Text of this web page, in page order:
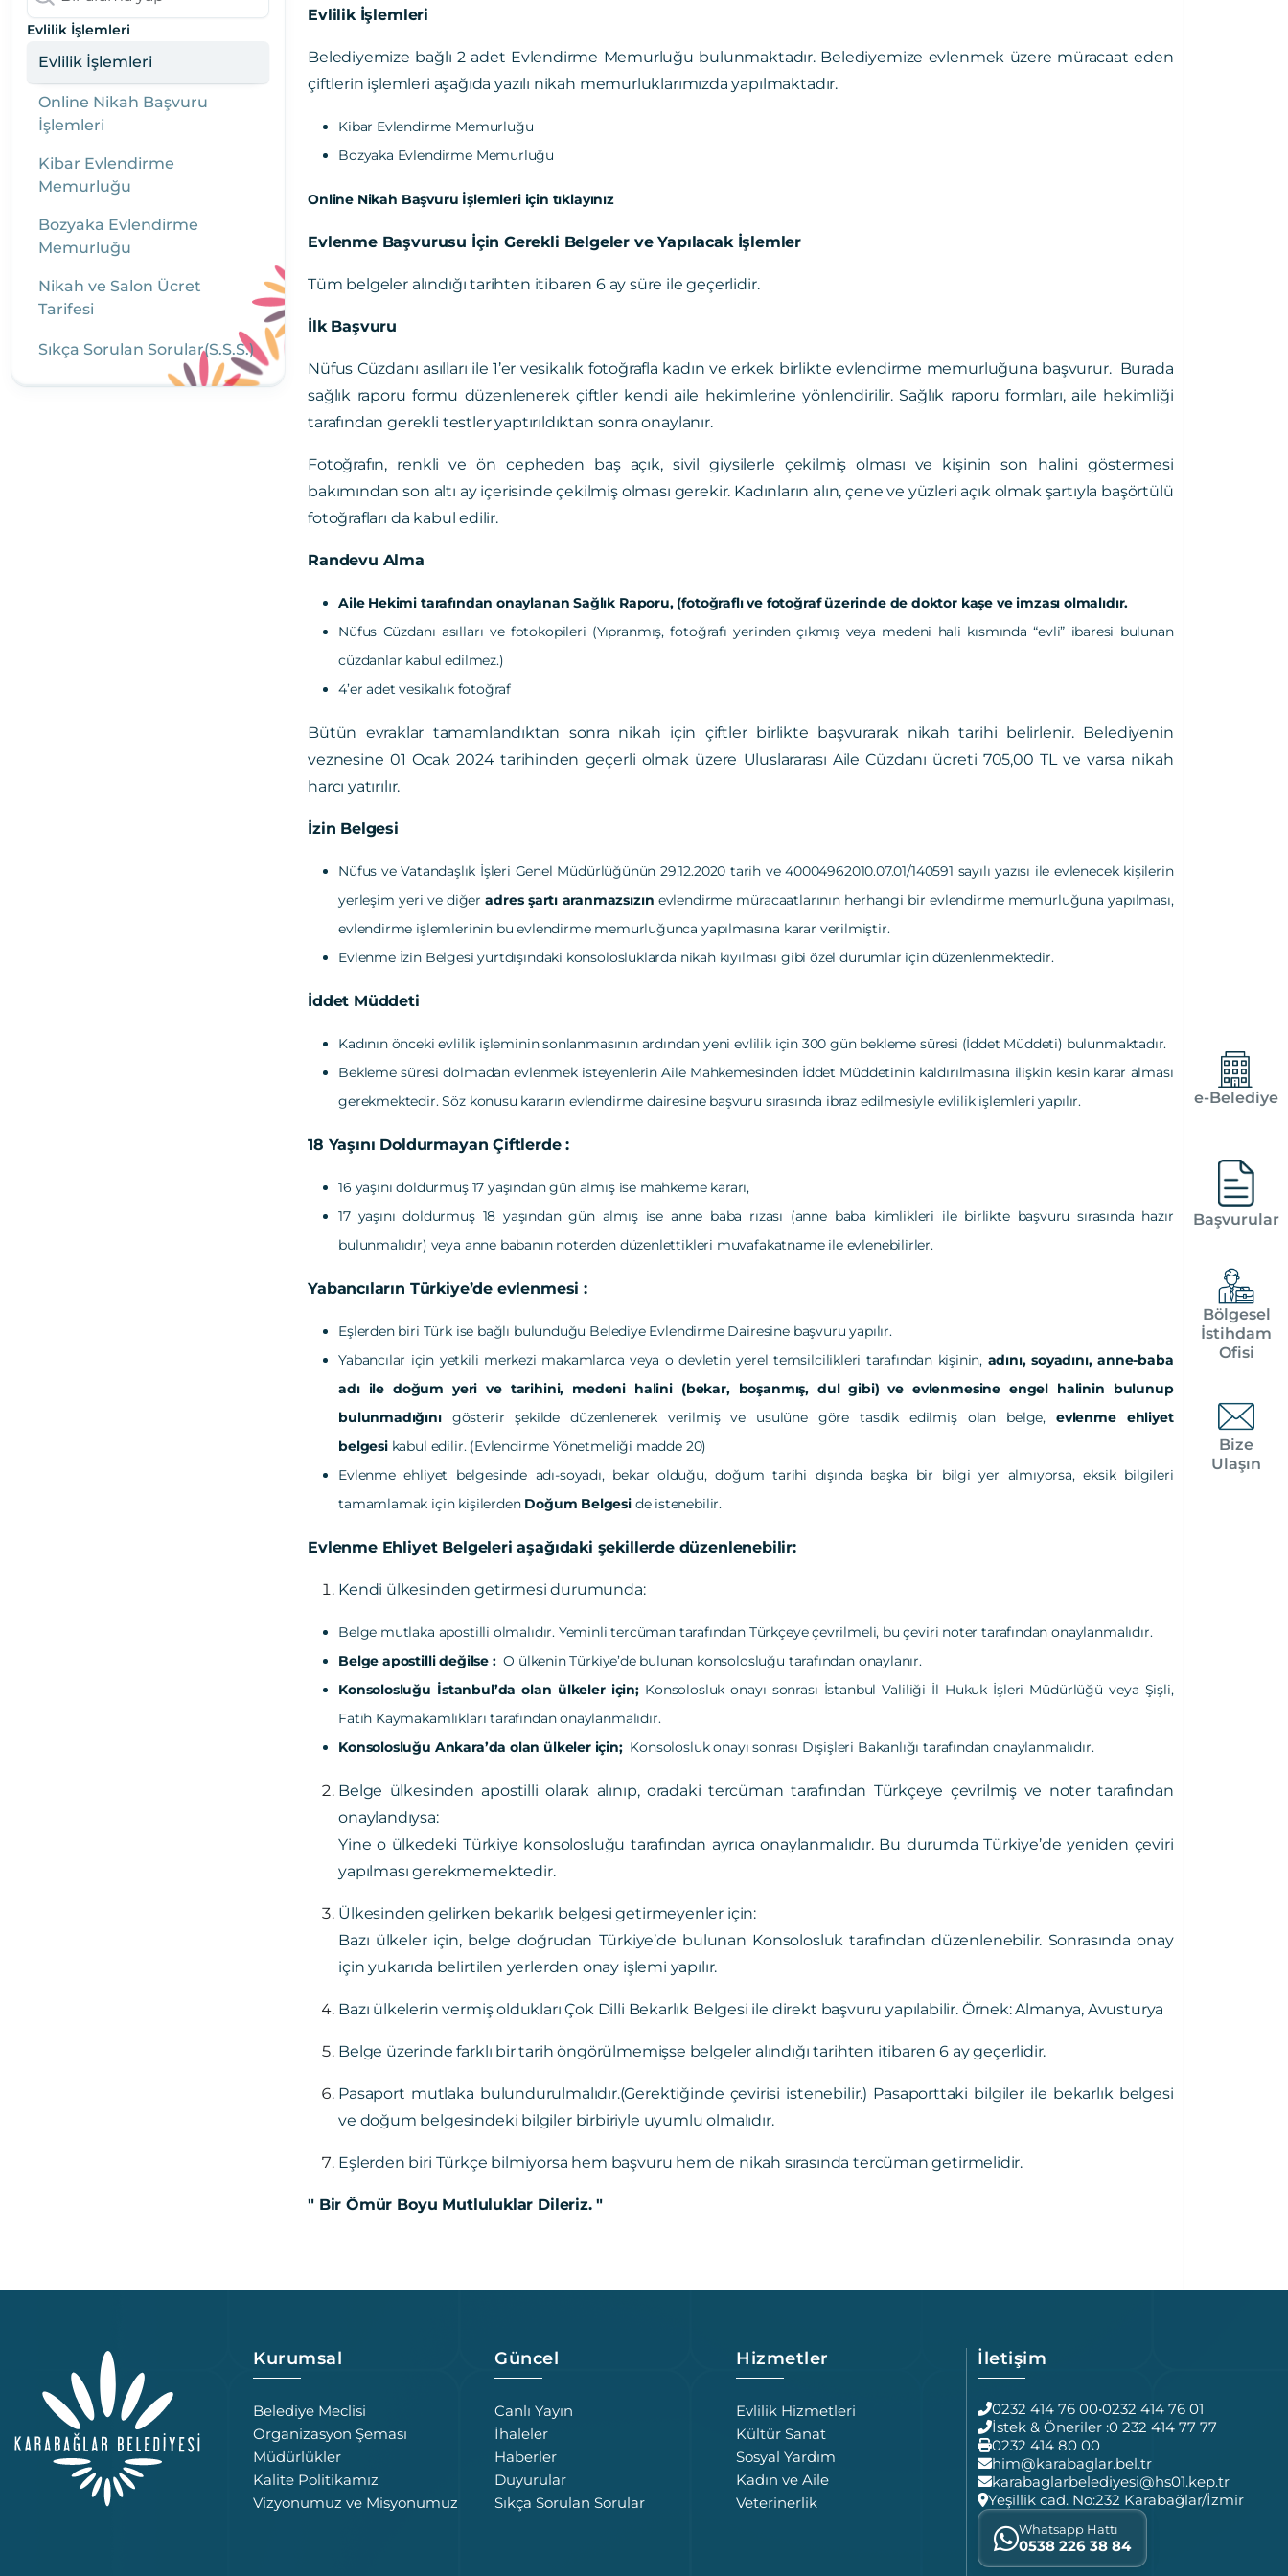
Evlilik İşlemleri
Evlilik İşlemleri
Online Nikah Başvuru
İşlemleri
Kibar Evlendirme
Memurluğu
Bozyaka Evlendirme
Memurluğu
Nikah ve Salon Ücret
Tarifesi
Sıkça Sorulan Sorular(S.S.S.)
Evlilik İşlemleri
Belediyemize bağlı 2 adet Evlendirme Memurluğu bulunmaktadır. Belediyemize evlenmek üzere müracaat eden
çiftlerin işlemleri aşağıda yazılı nikah memurluklarımızda yapılmaktadır.
Kibar Evlendirme Memurluğu
Bozyaka Evlendirme Memurluğu
Online Nikah Başvuru İşlemleri için tıklayınız
Evlenme Başvurusu İçin Gerekli Belgeler ve Yapılacak İşlemler
Tüm belgeler alındığı tarihten itibaren 6 ay süre ile geçerlidir.
İlk Başvuru
Nüfus Cüzdanı asılları ile 1’er vesikalık fotoğrafla kadın ve erkek birlikte evlendirme memurluğuna başvurur. Burada
sağlık raporu formu düzenlenerek çiftler kendi aile hekimlerine yönlendirilir. Sağlık raporu formları, aile hekimliği
tarafından gerekli testler yaptırıldıktan sonra onaylanır.
Fotoğrafın, renkli ve ön cepheden baş açık, sivil giysilerle çekilmiş olması ve kişinin son halini göstermesi
bakımından son altı ay içerisinde çekilmiş olması gerekir. Kadınların alın, çene ve yüzleri açık olmak şartıyla başörtülü
fotoğrafları da kabul edilir.
Randevu Alma
Aile Hekimi tarafından onaylanan Sağlık Raporu, (fotoğraflı ve fotoğraf üzerinde de doktor kaşe ve imzası olmalıdır.
Nüfus Cüzdanı asılları ve fotokopileri (Yıpranmış, fotoğrafı yerinden çıkmış veya medeni hali kısmında “evli” ibaresi bulunan
cüzdanlar kabul edilmez.)
4’er adet vesikalık fotoğraf
Bütün evraklar tamamlandıktan sonra nikah için çiftler birlikte başvurarak nikah tarihi belirlenir. Belediyenin
veznesine 01 Ocak 2024 tarihinden geçerli olmak üzere Uluslararası Aile Cüzdanı ücreti 705,00 TL ve varsa nikah
harcı yatırılır.
İzin Belgesi
Nüfus ve Vatandaşlık İşleri Genel Müdürlüğünün 29.12.2020 tarih ve 40004962­010.07.01/140591 sayılı yazısı ile evlenecek kişilerin
yerleşim yeri ve diğeradres şartı aranmazsızın evlendirme müracaatlarının herhangi bir evlendirme memurluğuna yapılması,
evlendirme işlemlerinin bu evlendirme memurluğunca yapılmasına karar verilmiştir.
Evlenme İzin Belgesi yurtdışındaki konsolosluklarda nikah kıyılması gibi özel durumlar için düzenlenmektedir.
İddet Müddeti
Kadının önceki evlilik işleminin sonlanmasının ardından yeni evlilik için 300 gün bekleme süresi (İddet Müddeti) bulunmaktadır.
Bekleme süresi dolmadan evlenmek isteyenlerin Aile Mahkemesinden İddet Müddetinin kaldırılmasına ilişkin kesin karar alması
gerekmektedir. Söz konusu kararın evlendirme dairesine başvuru sırasında ibraz edilmesiyle evlilik işlemleri yapılır.
18 Yaşını Doldurmayan Çiftlerde :
16 yaşını doldurmuş 17 yaşından gün almış ise mahkeme kararı,
17 yaşını doldurmuş 18 yaşından gün almış ise anne baba rızası (anne baba kimlikleri ile birlikte başvuru sırasında hazır
bulunmalıdır) veya anne babanın noterden düzenlettikleri muvafakatname ile evlenebilirler.
Yabancıların Türkiye’de evlenmesi :
Eşlerden biri Türk ise bağlı bulunduğu Belediye Evlendirme Dairesine başvuru yapılır.
Yabancılar için yetkili merkezi makamlarca veya o devletin yerel temsilcilikleri tarafından kişinin, adını, soyadını, anne-baba
adı ile doğum yeri ve tarihini, medeni halini (bekar, boşanmış, dul gibi) ve evlenmesine engel halinin bulunup
bulunmadığını gösterir şekilde düzenlenerek verilmiş ve usulüne göre tasdik edilmiş olan belge, evlenme ehliyet
belgesikabul edilir. (Evlendirme Yönetmeliği madde 20)
Evlenme ehliyet belgesinde adı-soyadı, bekar olduğu, doğum tarihi dışında başka bir bilgi yer almıyorsa, eksik bilgileri
tamamlamak için kişilerden Doğum Belgeside istenebilir.
Evlenme Ehliyet Belgeleri aşağıdaki şekillerde düzenlenebilir:
Kendi ülkesinden getirmesi durumunda:
Belge mutlaka apostilli olmalıdır. Yeminli tercüman tarafından Türkçeye çevrilmeli, bu çeviri noter tarafından onaylanmalıdır.
Belge apostilli değilse :O ülkenin Türkiye’de bulunan konsolosluğu tarafından onaylanır.
Konsolosluğu İstanbul’da olan ülkeler için;Konsolosluk onayı sonrası İstanbul Valiliği İl Hukuk İşleri Müdürlüğü veya Şişli,
Fatih Kaymakamlıkları tarafından onaylanmalıdır.
Konsolosluğu Ankara’da olan ülkeler için; Konsolosluk onayı sonrası Dışişleri Bakanlığı tarafından onaylanmalıdır.
Belge ülkesinden apostilli olarak alınıp, oradaki tercüman tarafından Türkçeye çevrilmiş ve noter tarafından
onaylandıysa:
Yine o ülkedeki Türkiye konsolosluğu tarafından ayrıca onaylanmalıdır. Bu durumda Türkiye’de yeniden çeviri
yapılması gerekmemektedir.
Ülkesinden gelirken bekarlık belgesi getirmeyenler için:
Bazı ülkeler için, belge doğrudan Türkiye’de bulunan Konsolosluk tarafından düzenlenebilir. Sonrasında onay
için yukarıda belirtilen yerlerden onay işlemi yapılır.
Bazı ülkelerin vermiş oldukları Çok Dilli Bekarlık Belgesi ile direkt başvuru yapılabilir. Örnek: Almanya, Avusturya
Belge üzerinde farklı bir tarih öngörülmemişse belgeler alındığı tarihten itibaren 6 ay geçerlidir.
Pasaport mutlaka bulundurulmalıdır.(Gerektiğinde çevirisi istenebilir.) Pasaporttaki bilgiler ile bekarlık belgesi
ve doğum belgesindeki bilgiler birbiriyle uyumlu olmalıdır.
Eşlerden biri Türkçe bilmiyorsa hem başvuru hem de nikah sırasında tercüman getirmelidir.
" Bir Ömür Boyu Mutluluklar Dileriz. "
e-Belediye
Başvurular
Bölgesel
İstihdam
Ofisi
Bize
Ulaşın
Kurumsal
Belediye Meclisi
Organizasyon Şeması
Müdürlükler
Kalite Politikamız
Vizyonumuz ve Misyonumuz
Güncel
Canlı Yayın
İhaleler
Haberler
Duyurular
Sıkça Sorulan Sorular
Hizmetler
Evlilik Hizmetleri
Kültür Sanat
Sosyal Yardım
Kadın ve Aile
Veterinerlik
İletişim
0232 414 76 00•0232 414 76 01
İstek & Öneriler :0 232 414 77 77
0232 414 80 00
him@karabaglar.bel.tr
karabaglarbelediyesi@hs01.kep.tr
Yeşillik cad. No:232 Karabağlar/İzmir
Whatsapp Hattı
0538 226 38 84